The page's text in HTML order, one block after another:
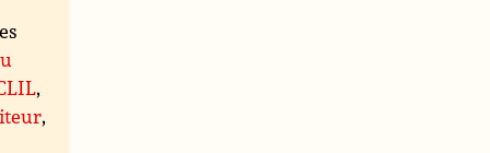
,
,